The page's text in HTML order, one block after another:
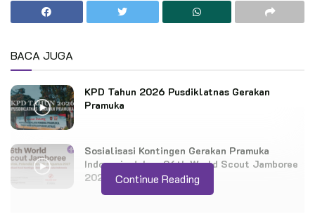
BACA JUGA
KPD Tahun 2026 Pusdiklatnas Gerakan
Pramuka
Sosialisasi Kontingen Gerakan Pramuka
Indonesia dalam 26th World Scout Jamboree
2027 – 26 Mei 2026
Continue Reading